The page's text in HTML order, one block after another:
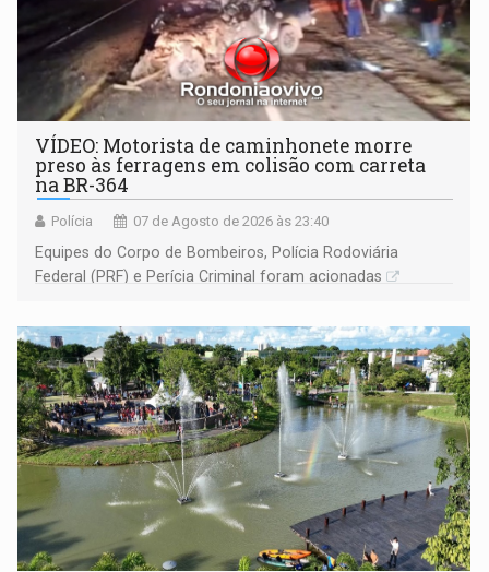
VÍDEO: Motorista de caminhonete morre
preso às ferragens em colisão com carreta
na BR-364
Polícia 07 de Agosto de 2026 às 23:40
Equipes do Corpo de Bombeiros, Polícia Rodoviária
Federal (PRF) e Perícia Criminal foram acionadas